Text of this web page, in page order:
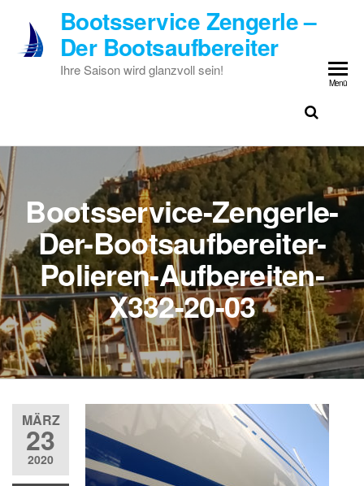
Inhalt
springen
Bootsservice Zengerle –
Der Bootsaufbereiter
Ihre Saison wird glanzvoll sein!
Menü
Bootsservice-Zengerle-
Der-Bootsaufbereiter-
Polieren-Aufbereiten-
X332-20-03
MÄRZ
23
2020